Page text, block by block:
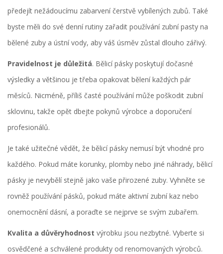
předejít nežádoucímu zabarvení čerstvě vybílených zubů. Také
byste měli do své denní rutiny zařadit používání zubní pasty na
bělené zuby a ústní vody, aby váš úsměv zůstal dlouho zářivý.
Pravidelnost je důležitá. Bělicí pásky poskytují dočasné
výsledky a většinou je třeba opakovat bělení každých pár
měsíců. Nicméně, příliš časté používání může poškodit zubní
sklovinu, takže opět dbejte pokynů výrobce a doporučení
profesionálů.
Je také užitečné vědět, že bělicí pásky nemusí být vhodné pro
každého. Pokud máte korunky, plomby nebo jiné náhrady, bělicí
pásky je nevybělí stejně jako vaše přirozené zuby. Vyhněte se
rovněž používání pásků, pokud máte aktivní zubní kaz nebo
onemocnění dásní, a poraďte se nejprve se svým zubařem.
Kvalita a důvěryhodnost výrobku jsou nezbytné. Vyberte si
osvědčené a schválené produkty od renomovaných výrobců.